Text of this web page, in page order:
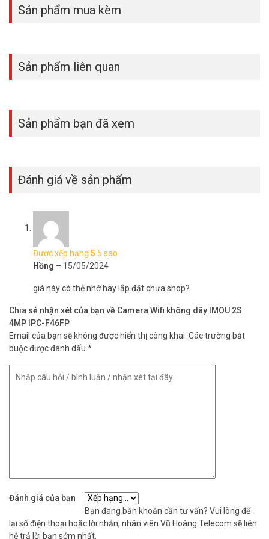
Răn đe chủ động
cảnh báo cho bạn.
Chống chịu thời tiết
Thiết kế chống chịu thời tiết IP67 để sử dụng trong nhiều tình
huống.
Vỏ hoàn toàn bằng kim loại
Thiết kế vỏ hoàn toàn bằng kim loại mang lại cho Bullet 2S sự bảo
vệ mạnh mẽ và tản nhiệt hiệu quả, cho phép sử dụng ở những nơi
có nhiệt độ cao
Sản phẩm mua kèm
Sản phẩm liên quan
Sản phẩm bạn đã xem
Đánh giá về sản phẩm
Được xếp hạng 5 5 sao
Hồng – 15/05/2024
giá này có thẻ nhớ hay lắp đặt chưa shop?
Chia sẻ nhận xét của bạn về Camera Wifi không dây IMOU 2S
4MP IPC-F46FP
Email của bạn sẽ không được hiển thị công khai. Các trường bắt
buộc được đánh dấu *
Đánh giá của bạn
Bạn đang băn khoăn cần tư vấn? Vui lòng để
lại số điện thoại hoặc lời nhắn, nhân viên Vũ Hoàng Telecom sẽ liên
hệ trả lời bạn sớm nhất.